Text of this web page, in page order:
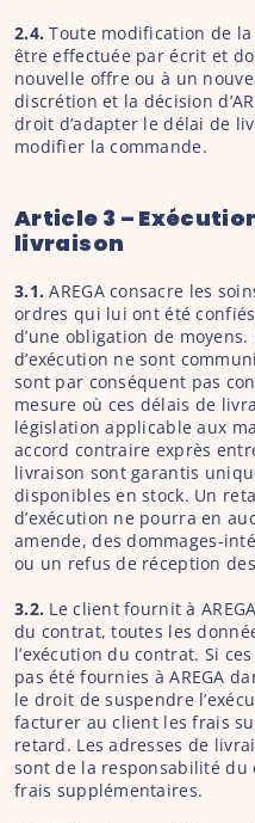
2.4. Toute modification de
être effectuée par écrit et
nouvelle offre ou à un
discrétion et la décision
droit d’adapter le délai de
modifier la commande.
Article 3 –
livraison
3.1. AREGA consacre les
ordres qui lui ont été
d’une obligation de
d’exécution ne sont
sont par conséquent pas
mesure où ces délais de
législation applicable aux
accord contraire exprès
livraison sont garantis
disponibles en stock. Un
d’exécution ne pourra en
amende, des dommages-
ou un refus de réception
3.2. Le client fournit à
du contrat, toutes les
l’exécution du contrat. Si
pas été fournies à AREGA
le droit de suspendre
facturer au client les frais
retard. Les adresses de
sont de la responsabilité
frais supplémentaires.